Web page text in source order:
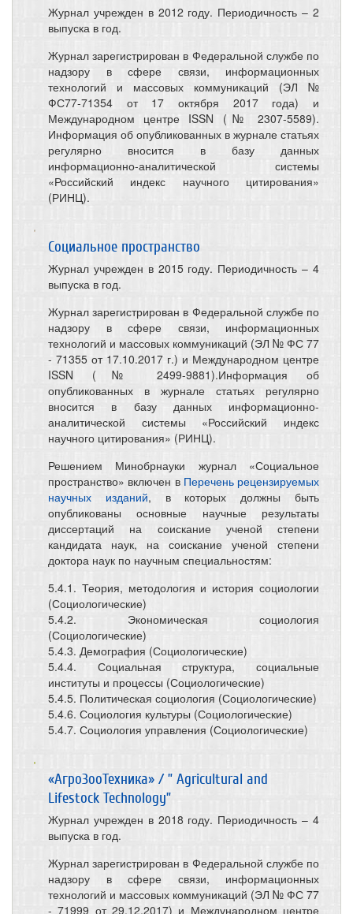
Журнал учрежден в 2012 году. Периодичность – 2
выпуска в год.
Журнал зарегистрирован в Федеральной службе по
надзору в сфере связи, информационных
технологий и массовых коммуникаций (ЭЛ №
ФС77-71354 от 17 октября 2017 года) и
Международном центре ISSN (№ 2307-5589).
Информация об опубликованных в журнале статьях
регулярно вносится в базу данных
информационно-аналитической системы
«Российский индекс научного цитирования»
(РИНЦ).
Социальное пространство
Журнал учрежден в 2015 году. Периодичность – 4
выпуска в год.
Журнал зарегистрирован в Федеральной службе по
надзору в сфере связи, информационных
технологий и массовых коммуникаций (ЭЛ № ФС 77
- 71355 от 17.10.2017 г.) и Международном центре
ISSN (№ 2499-9881).Информация об
опубликованных в журнале статьях регулярно
вносится в базу данных информационно-
аналитической системы «Российский индекс
научного цитирования» (РИНЦ).
Решением Минобрнауки журнал «Социальное
пространство» включен в Перечень рецензируемых
научных изданий, в которых должны быть
опубликованы основные научные результаты
диссертаций на соискание ученой степени
кандидата наук, на соискание ученой степени
доктора наук по научным специальностям:
5.4.1. Теория, методология и история социологии
(Социологические)
5.4.2. Экономическая социология
(Социологические)
5.4.3. Демография (Социологические)
5.4.4. Социальная структура, социальные
институты и процессы (Социологические)
5.4.5. Политическая социология (Социологические)
5.4.6. Социология культуры (Социологические)
5.4.7. Социология управления (Социологические)
«АгроЗооТехника» / ” Agricultural and
Lifestock Technology”
Журнал учрежден в 2018 году. Периодичность – 4
выпуска в год.
Журнал зарегистрирован в Федеральной службе по
надзору в сфере связи, информационных
технологий и массовых коммуникаций (ЭЛ № ФС 77
- 71999 от 29.12.2017) и Международном центре